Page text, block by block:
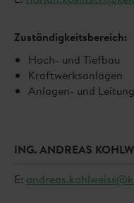
Zuständigkeitsbereich:
Hoch- und Tiefbau
Kraftwerksanlagen
Anlagen- und
ING. ANDREAS
E: